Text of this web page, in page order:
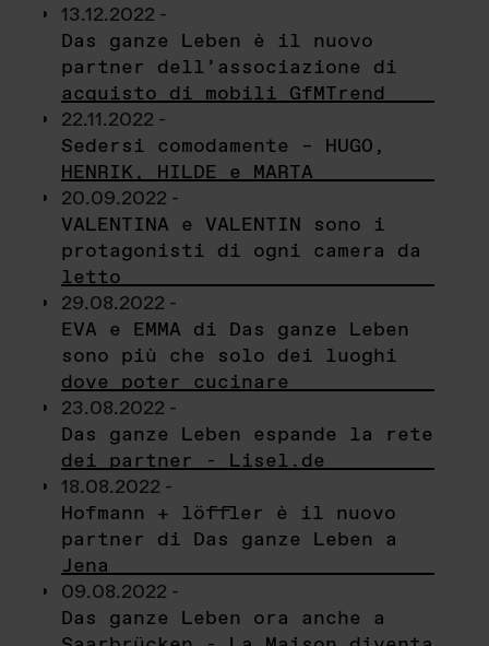
13.12.2022 -
Das ganze Leben è il nuovo
partner dell’associazione di
acquisto di mobili GfMTrend
22.11.2022 -
Sedersi comodamente – HUGO,
HENRIK, HILDE e MARTA
20.09.2022 -
VALENTINA e VALENTIN sono i
protagonisti di ogni camera da
letto
29.08.2022 -
EVA e EMMA di Das ganze Leben
sono più che solo dei luoghi
dove poter cucinare
23.08.2022 -
Das ganze Leben espande la rete
dei partner - Lisel.de
18.08.2022 -
Hofmann + löffler è il nuovo
partner di Das ganze Leben a
Jena
09.08.2022 -
Das ganze Leben ora anche a